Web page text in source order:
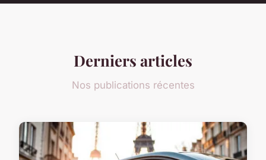
Derniers articles
Nos publications récentes